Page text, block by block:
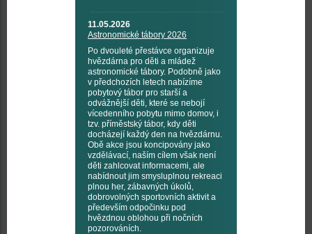
11.05.2026
Astronomické tábory 2026
Po dvouleté přestávce organizuje
hvězdárna pro děti a mládež
astronomické tábory. Podobně jako
v předchozích letech nabízíme
pobytový tábor pro starší a
odvážnější děti, které se nebojí
vícedenního pobytu mimo domov, i
tzv. příměstský tábor, kdy děti
docházejí každý den na hvězdárnu.
Obě akce jsou koncipovány jako
vzdělávací, naším cílem však není
děti zahlcovat informacemi, ale
nabídnout jim smysluplnou rekreaci
plnou her, zábavných úkolů,
dobrovolných sportovních aktivit a
především odpočinku pod
hvězdnou oblohou při nočních
pozorováních.